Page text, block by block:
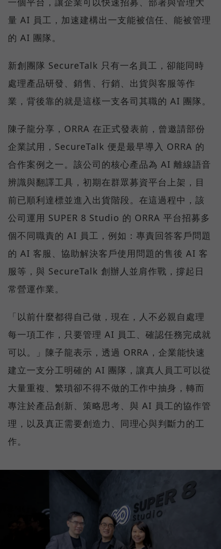
量 AI 員工，加速建構出一支能被信任、能被管理
的 AI 團隊。
新創團隊 SecureTalk 只有一名員工，卻能同時
處理產品研發、銷售、行銷、出貨與客服等作
業，背後靠的就是這樣一支各司其職的 AI 團隊。
陳子龍分享，ORRA 在正式發表前，曾邀請部份
企業試用，SecureTalk 便是最早導入 ORRA 的
合作案例之一。該公司的核心產品為 AI 離線語音
辨識與翻譯工具，初期在群眾募資平台上架，目
前已順利達標並進入出貨階段。在這過程中，該
公司運用 SUPER 8 Studio 的 ORRA 平台招募多
個不同職責的 AI 員工，例如：專責回答客戶問題
的 AI 客服、協助解決客戶使用問題的售後 AI 客
服等，與 SecureTalk 創辦人並肩作戰，撐起日
常營運作業。
「以前什麼都得自己做，現在，人不必親自處理
每一項工作，只要管理 AI 員工、確認任務完成就
可以。」陳子龍表示，透過 ORRA，企業能快速
建立一支分工明確的 AI 團隊，讓真人員工可以從
大量重複、繁瑣卻不得不做的工作中抽身，轉而
專注於產品創新、策略思考、與 AI 員工的協作管
理，以及真正需要創造力、同理心與判斷力的工
作。